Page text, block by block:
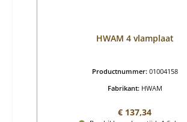
HWAM 4 vlamplaat
Productnummer: 01004158
Fabrikant: HWAM
Normale prijs:
€ 137,34